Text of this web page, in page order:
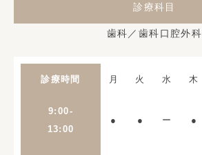
診療科目
歯科／歯科口腔外科
診療時間 月 火 水 木
9:00-
13:00
● ● ー ●